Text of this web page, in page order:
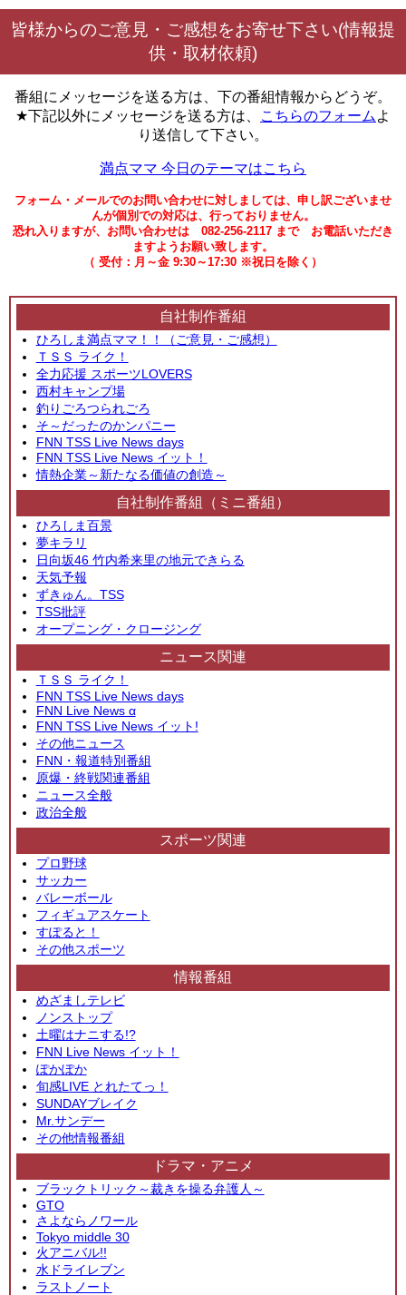
皆様からのご意見・ご感想をお寄せ下さい(情報提
供・取材依頼)
番組にメッセージを送る方は、下の番組情報からどうぞ。
★下記以外にメッセージを送る方は、
こちらのフォーム よ
り送信して下さい。
満点ママ 今日のテーマはこちら
フォーム・メールでのお問い合わせに対しましては、申し訳ございませ
んが個別での対応は、行っておりません。
恐れ入りますが、お問い合わせは 082-256-2117 まで お電話いただき
ますようお願い致します。
（ 受付：月～金 9:30～17:30 ※祝日を除く）
自社制作番組
ひろしま満点ママ！！（ご意見・ご感想）
ＴＳＳ ライク！
全力応援 スポーツLOVERS
西村キャンプ場
釣りごろつられごろ
そ～だったのかンパニー
FNN TSS Live News days
FNN TSS Live News イット！
情熱企業～新たなる価値の創造～
自社制作番組（ミニ番組）
ひろしま百景
夢キラリ
日向坂46 竹内希来里の地元できらる
天気予報
ずきゅん。TSS
TSS批評
オープニング・クロージング
ニュース関連
ＴＳＳ ライク！
FNN TSS Live News days
FNN Live News α
FNN TSS Live News イット!
その他ニュース
FNN・報道特別番組
原爆・終戦関連番組
ニュース全般
政治全般
スポーツ関連
プロ野球
サッカー
バレーボール
フィギュアスケート
すぽると！
その他スポーツ
情報番組
めざましテレビ
ノンストップ
土曜はナニする!?
FNN Live News イット！
ぽかぽか
旬感LIVE とれたてっ！
SUNDAYブレイク
Mr.サンデー
その他情報番組
ドラマ・アニメ
ブラックトリック～裁きを操る弁護人～
GTO
さよならノワール
Tokyo middle 30
火アニバル!!
水ドライレブン
ラストノート